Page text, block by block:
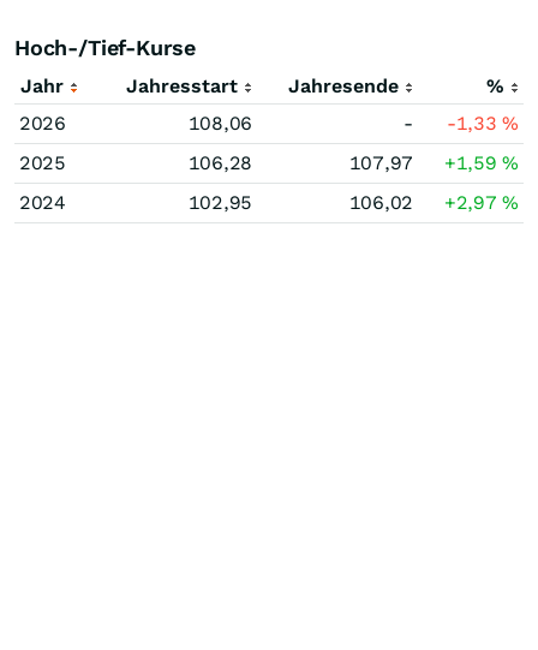
Hoch-/Tief-Kurse
Jahr Jahresstart Jahresende
%
2026
108,06 - -1,33%
2025
106,28 107,97 +1,59%
2024
102,95 106,02 +2,97%